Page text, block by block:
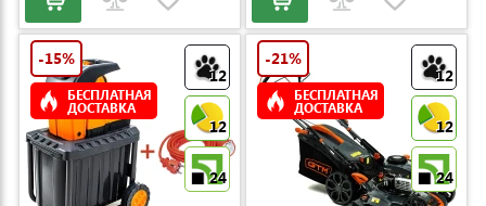
12
12
24
-15%
БЕСПЛАТНАЯ
ДОСТАВКА
12
12
24
-21%
БЕСПЛАТНАЯ
ДОСТАВКА